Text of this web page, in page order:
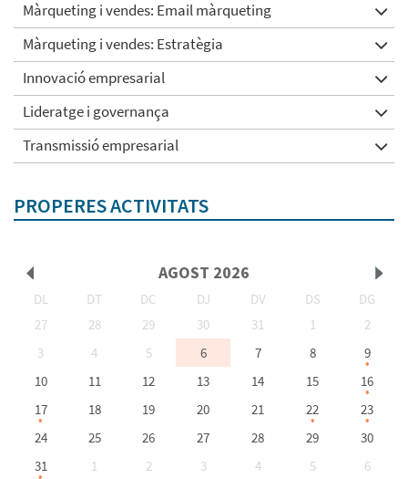
Màrqueting i vendes: Email màrqueting
Màrqueting i vendes: Estratègia
Innovació empresarial
Lideratge i governança
Transmissió empresarial
PROPERES ACTIVITATS
<Ant Seg
AGOST 2026
DL DT DC DJ DV DS
DG
27
28 29 30 31 1
2
3
4 5 6 7 8
9
10
11 12 13 14 15
16
17
18 19 20 21 22
23
24
25 26 27 28 29
30
31
1 2 3 4 5 6